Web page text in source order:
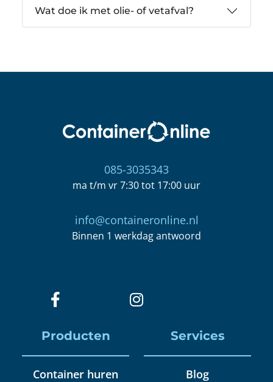
Wat doe ik met olie- of vetafval?
085-3035343
ma t/m vr 7:30 tot 17:00 uur
info@containeronline.nl
Binnen 1 werkdag antwoord
Producten
Container huren
Services
Blog